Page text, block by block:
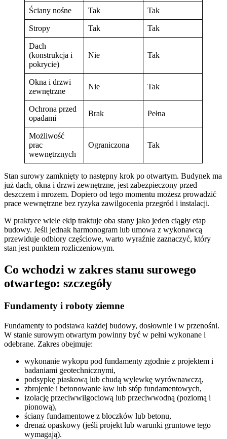
Ściany nośne Tak Tak
Stropy Tak Tak
Dach
(konstrukcja i
pokrycie)
Nie Tak
Okna i drzwi
zewnętrzne
Nie Tak
Ochrona przed
opadami
Brak Pełna
Możliwość
prac
wewnętrznych
Ograniczona Tak
Stan surowy zamknięty to następny krok po otwartym. Budynek ma
już dach, okna i drzwi zewnętrzne, jest zabezpieczony przed
deszczem i mrozem. Dopiero od tego momentu możesz prowadzić
prace wewnętrzne bez ryzyka zawilgocenia przegród i instalacji.
W praktyce wiele ekip traktuje oba stany jako jeden ciągły etap
budowy. Jeśli jednak harmonogram lub umowa z wykonawcą
przewiduje odbiory częściowe, warto wyraźnie zaznaczyć, który
stan jest punktem rozliczeniowym.
Co wchodzi w zakres stanu surowego
otwartego: szczegóły
Fundamenty i roboty ziemne
Fundamenty to podstawa każdej budowy, dosłownie i w przenośni.
W stanie surowym otwartym powinny być w pełni wykonane i
odebrane. Zakres obejmuje:
wykonanie wykopu pod fundamenty zgodnie z projektem i
badaniami geotechnicznymi,
podsypkę piaskową lub chudą wylewkę wyrównawczą,
zbrojenie i betonowanie ław lub stóp fundamentowych,
izolację przeciwwilgociową lub przeciwwodną (poziomą i
pionową),
ściany fundamentowe z bloczków lub betonu,
drenaż opaskowy (jeśli projekt lub warunki gruntowe tego
wymagają).